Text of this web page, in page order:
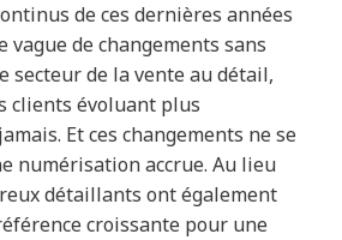
de ces dernières années
vague de changements sans
secteur de la vente au détail,
clients évoluant plus
Et ces changements ne se
numérisation accrue. Au lieu
détaillants ont également
croissante pour une